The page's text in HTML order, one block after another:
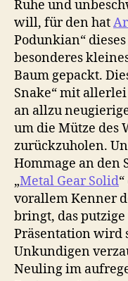
Ruhe und
will, für den hat
Podunkian“
besonderes
Baum gepackt.
Snake“ mit
an allzu
um die Mütze des
zurückzuholen.
Hommage an den
„Metal Gear Solid
vorallem Kenner
bringt, das
Präsentation wird
Unkundigen
Neuling im